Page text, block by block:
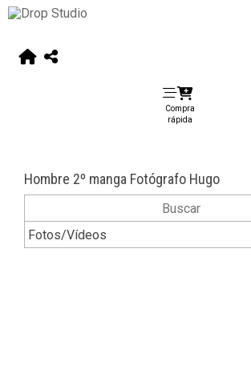
Compra
rápida
Hombre 2º manga Fotógrafo Hugo